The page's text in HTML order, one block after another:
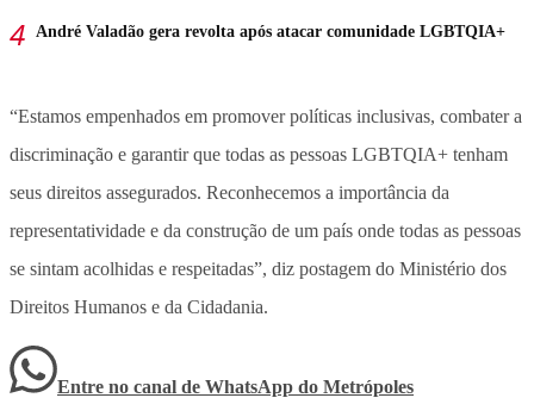
André Valadão gera revolta após atacar comunidade LGBTQIA+
“Estamos empenhados em promover políticas inclusivas, combater a
discriminação e garantir que todas as pessoas LGBTQIA+ tenham
seus direitos assegurados. Reconhecemos a importância da
representatividade e da construção de um país onde todas as pessoas
se sintam acolhidas e respeitadas”, diz postagem do Ministério dos
Direitos Humanos e da Cidadania.
Entre no canal de WhatsApp do Metrópoles